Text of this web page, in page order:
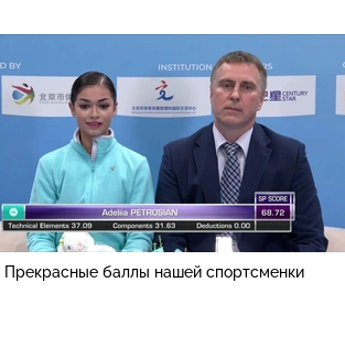
Прекрасные баллы нашей спортсменки